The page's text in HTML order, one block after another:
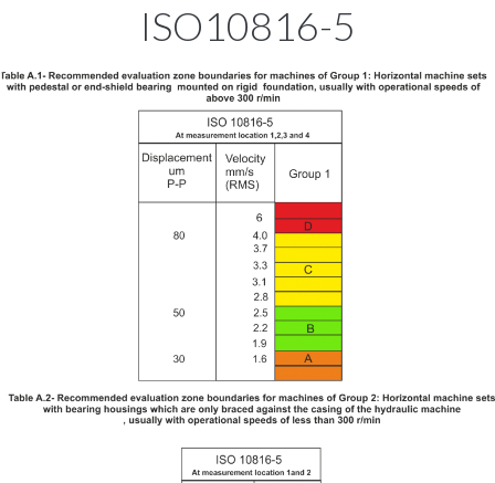
ISO10816-5